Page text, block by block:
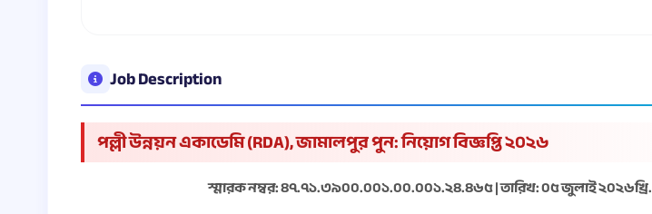
Job Description
পল্লী উন্নয়ন একাডেমি (RDA), জামালপুর পুন: নিয়োগ বিজ্ঞপ্তি ২০২৬
স্মারক নম্বর: ৪৭.৭১.৩৯০০.০০১.০০.০০১.২৪.৪৬৫ | তারিখ: ০৫ জুলাই ২০২৬খ্রি.